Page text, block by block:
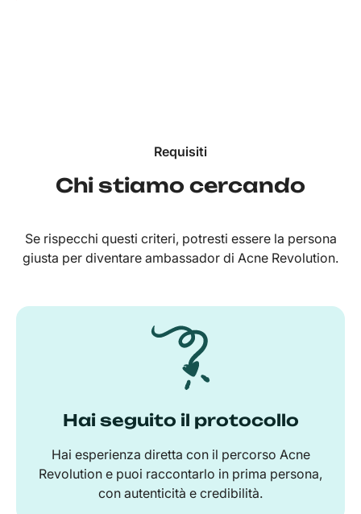
Requisiti
Chi stiamo cercando
Se rispecchi questi criteri, potresti essere la persona
giusta per diventare ambassador di Acne Revolution.
Hai seguito il protocollo
Hai esperienza diretta con il percorso Acne
Revolution e puoi raccontarlo in prima persona,
con autenticità e credibilità.